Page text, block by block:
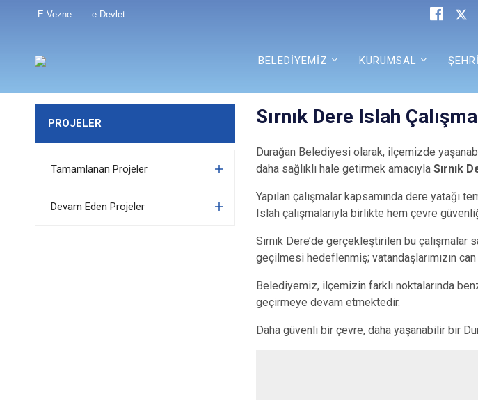
E-Vezne e-Devlet
BELEDİYEMİZ KURUMSAL
PROJELER
Tamamlanan Projeler
Devam Eden Projeler
Sırnık Dere Islah
Durağan Belediyesi olarak, ilçemizde
daha sağlıklı hale getirmek amacıylaSırnık
Yapılan çalışmalar kapsamında dere yatağı
Islah çalışmalarıyla birlikte hem çevre
Sırnık Dere’de gerçekleştirilen bu
geçilmesi hedeflenmiş; vatandaşlarımızın
Belediyemiz, ilçemizin farklı noktalarında
geçirmeye devam etmektedir.
Daha güvenli bir çevre, daha yaşanabilir bir